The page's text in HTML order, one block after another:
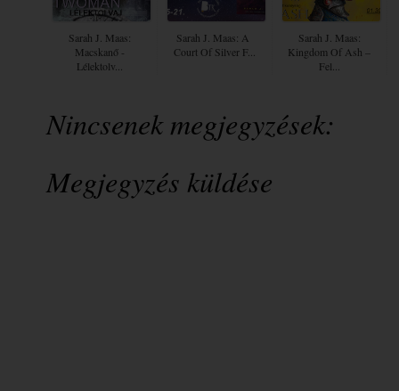
Sarah J. Maas:
Macskanő -
Lélektolv...
Sarah J. Maas: A ​
Court Of Silver F...
Sarah J. Maas:
Kingdom Of Ash –
Fel...
Nincsenek megjegyzések:
Megjegyzés küldése